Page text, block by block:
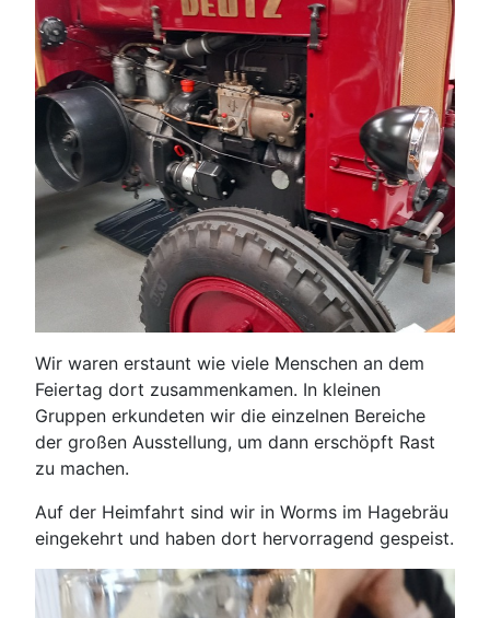
Wir waren erstaunt wie viele Menschen an dem
Feiertag dort zusammenkamen. In kleinen
Gruppen erkundeten wir die einzelnen Bereiche
der großen Ausstellung, um dann erschöpft Rast
zu machen.
Auf der Heimfahrt sind wir in Worms im Hagebräu
eingekehrt und haben dort hervorragend gespeist.